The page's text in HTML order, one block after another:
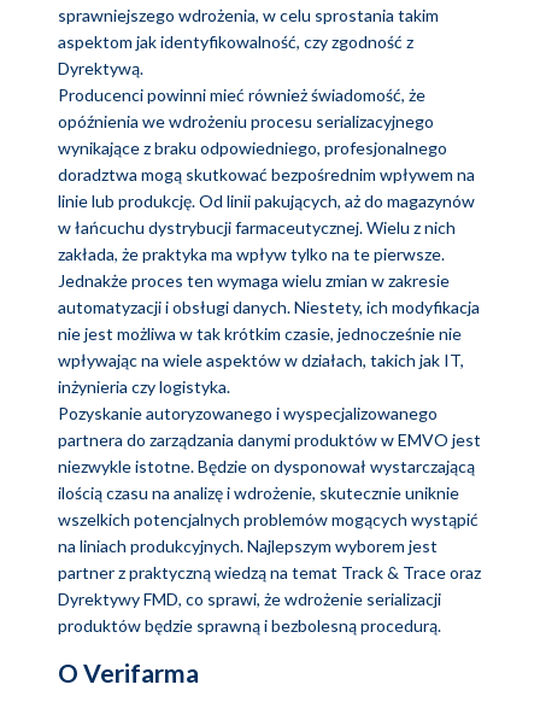
sprawniejszego wdrożenia, w celu sprostania takim
aspektom jak identyfikowalność, czy zgodność z
Dyrektywą.
Producenci powinni mieć również świadomość, że
opóźnienia we wdrożeniu procesu serializacyjnego
wynikające z braku odpowiedniego, profesjonalnego
doradztwa mogą skutkować bezpośrednim wpływem na
linie lub produkcję. Od linii pakujących, aż do magazynów
w łańcuchu dystrybucji farmaceutycznej. Wielu z nich
zakłada, że praktyka ma wpływ tylko na te pierwsze.
Jednakże proces ten wymaga wielu zmian w zakresie
automatyzacji i obsługi danych. Niestety, ich modyfikacja
nie jest możliwa w tak krótkim czasie, jednocześnie nie
wpływając na wiele aspektów w działach, takich jak IT,
inżynieria czy logistyka.
Pozyskanie autoryzowanego i wyspecjalizowanego
partnera do zarządzania danymi produktów w EMVO jest
niezwykle istotne. Będzie on dysponował wystarczającą
ilością czasu na analizę i wdrożenie, skutecznie uniknie
wszelkich potencjalnych problemów mogących wystąpić
na liniach produkcyjnych. Najlepszym wyborem jest
partner z praktyczną wiedzą na temat Track & Trace oraz
Dyrektywy FMD, co sprawi, że wdrożenie serializacji
produktów będzie sprawną i bezbolesną procedurą.
O Verifarma